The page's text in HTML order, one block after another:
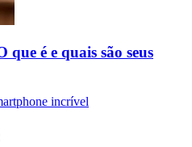
é e quais são seus
incrível